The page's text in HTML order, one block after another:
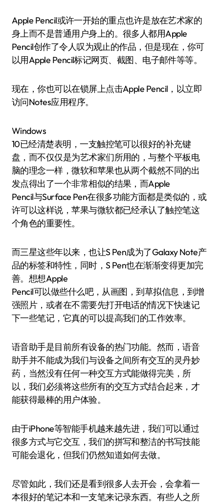
Apple Pencil或许一开始的重点也许是放在艺术家的
身上而不是普通用户身上的。很多人都用Apple
Pencil创作了令人叹为观止的作品，但是现在，你可
以用Apple Pencil标记网页、截图、电子邮件等等。
现在，你也可以在锁屏上点击Apple Pencil，以立即
访问Notes应用程序。
Windows
10已经清楚表明，一支触控笔可以很好的补充键
盘，而不仅仅是为艺术家们所用的，与整个平板电
脑的理念一样，微软和苹果也从两个截然不同的出
发点得出了一个非常相似的结果，而Apple
Pencil与Surface Pen在很多功能方面都是类似的，或
许可以这样说，苹果与微软都已经承认了触控笔这
个角色的重要性。
而三星这些年以来，也让S Pen成为了Galaxy Note产
品的标签和特性，同时，S Pen也在渐渐变得更加完
善。想想Apple
Pencil可以做些什么吧，从画图，到草拟信息，到增
强照片，或者在不需要先打开电话的情况下快速记
下一些笔记，它真的可以提高我们的工作效率。
语音助手是目前所有设备的热门功能。然而，语音
助手并不能成为我们与设备之间所有交互的灵丹妙
药，当然没有任何一种交互方式能做得完美，所
以，我们必须将这些所有的交互方式结合起来，才
能获得最棒的用户体验。
由于iPhone等智能手机越来越先进，我们可以通过
很多方式与它交互，我们的拼写和整洁的书写技能
可能会退化，但我们仍然知道如何去做。
尽管如此，我们还是看到很多人去开会，会拿着一
本很好的笔记本和一支笔来记录东西。有些人之所